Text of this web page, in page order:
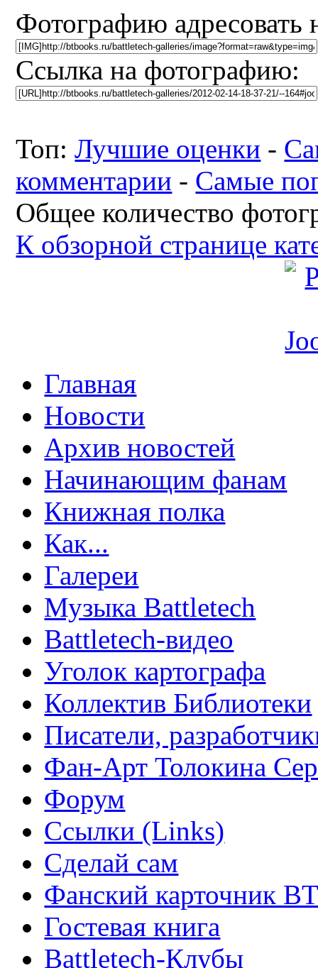
Фотографию
Ссылка на фотографию:
Топ:Лучшие оценки -
комментарии - Самые
Общее количество
К обзорной странице
Главная
Новости
Архив новостей
Начинающим фанам
Книжная полка
Как...
Галереи
Музыка Battletech
Battletech-видео
Уголок картографа
Коллектив Библиотеки
Писатели,
Фан-Арт Толокина
Форум
Ссылки (Links)
Сделай сам
Фанский карточник
Гостевая книга
Battletech-Клубы